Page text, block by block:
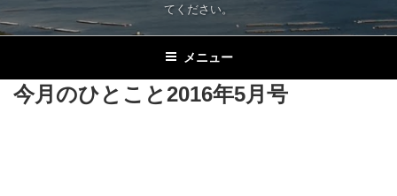
キ
ッ
てください。
メニュー
今月のひとこと2016年5月号